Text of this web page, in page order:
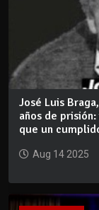
José Luis
años de
que un
Aug 14 2025